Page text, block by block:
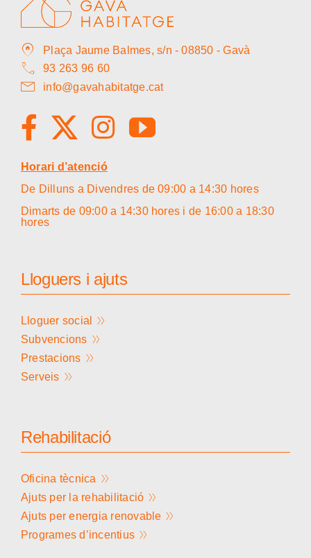
home_pin Plaça Jaume Balmes, s/n - 08850 - Gavà
call 93 263 96 60
mail info@gavahabitatge.cat
Horari d’atenció
De Dilluns a Divendres de 09:00 a 14:30 hores
Dimarts de 09:00 a 14:30 hores i de 16:00 a 18:30
hores
Lloguers i ajuts
Lloguer social
Subvencions
Prestacions
Serveis
Rehabilitació
Oficina tècnica
Ajuts per la rehabilitació
Ajuts per energia renovable
Programes d’incentius